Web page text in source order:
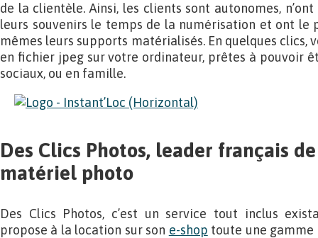
de la clientèle. Ainsi, les clients sont autonomes,
leurs souvenirs le temps de la numérisation et ont le
mêmes leurs supports matérialisés. En quelques clics,
en fichier jpeg sur votre ordinateur, prêtes à pouvoir
sociaux, ou en famille.
Des Clics Photos, leader français
matériel photo
Des Clics Photos, c’est un service tout inclus
propose à la location sur son e-shop toute une gamme